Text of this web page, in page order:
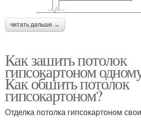
читать дальше →
Как зашить потолок
гипсокартоном
Как обшить потолок
гипсокартоном?
Отделка потолка гипсокартоном